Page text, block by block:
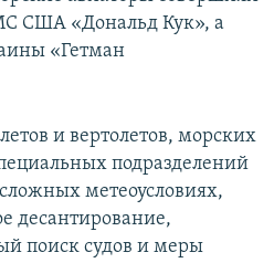
США «Дональд Кук», а
«Гетман
и вертолетов, морских
подразделений
метеоусловиях,
десантирование,
поиск судов и меры